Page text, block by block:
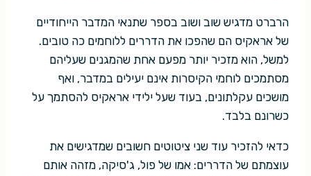
הרברט מדגיש שוב ושוב בספר שתנאי המדבר הייחודיים
של אראקיס הם שהפכו את הדררים ללוחמים כה טובים.
למשל, הוא מזכיר יותר מפעם אחת שהמגנים שעליהם
מסתמכים לוחמי הקיסרות אינם יעילים במדבר, ואף
מושכים עקלתונים, בעוד שעל ילידי אראקיס להסתמך על
כשרונם בלבד.
כדאי להזכיר עוד שני ציטוטים חשובים שמדגישים את
עוצמתם של הדררים: אמו של פול, ג'סיקה, מזהה אותם